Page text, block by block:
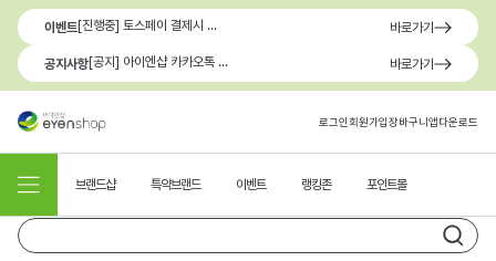
이벤트 [진행중] 토스페이 결제시 최대 1.3만원 혜택 바로가기
공지사항 [공지] 아이엔샵 카카오톡 1:1 문의 채널 이용 안내 바로가기
로그인회원가입장바구니앱다운로드
브랜드샵 특약브랜드 이벤트 랭킹존 포인트몰